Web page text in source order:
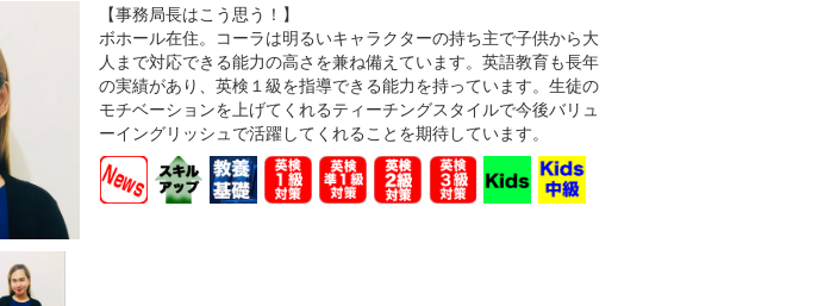
【事務局長はこう思う！】
ボホール在住。コーラは明るいキャラクターの持ち主で子供から大
人まで対応できる能力の高さを兼ね備えています。英語教育も長年
の実績があり、英検１級を指導できる能力を持っています。生徒の
モチベーションを上げてくれるティーチングスタイルで今後バリュ
ーイングリッシュで活躍してくれることを期待しています。